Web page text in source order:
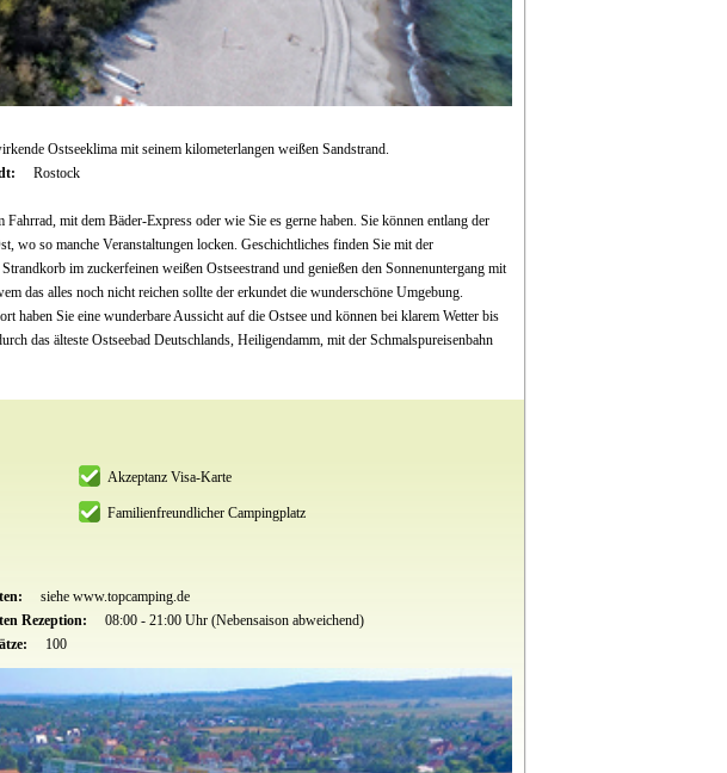
Ostseeklima mit seinem kilometerlangen weißen Sandstrand.
Rostock
mit dem Bäder-Express oder wie Sie es gerne haben. Sie können entlang der
wo so manche Veranstaltungen locken. Geschichtliches finden Sie mit der
im zuckerfeinen weißen Ostseestrand und genießen den Sonnenuntergang mit
das alles noch nicht reichen sollte der erkundet die wunderschöne Umgebung.
haben Sie eine wunderbare Aussicht auf die Ostsee und können bei klarem Wetter bis
das älteste Ostseebad Deutschlands, Heiligendamm, mit der Schmalspureisenbahn
Akzeptanz Visa-Karte
Familienfreundlicher Campingplatz
siehe www.topcamping.de
Rezeption:
08:00 - 21:00 Uhr (Nebensaison abweichend)
100